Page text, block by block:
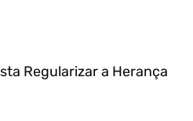
Regularizar a Herança